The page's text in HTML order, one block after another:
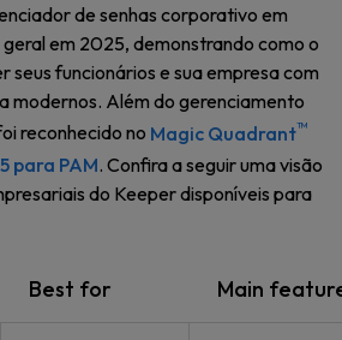
de senhas corporativo em
em 2025, demonstrando como o
seus funcionários e sua empresa com
modernos. Além do gerenciamento
reconhecido no Magic Quadrant™
para PAM. Confira a seguir uma visão
do Keeper disponíveis para
Best for Main